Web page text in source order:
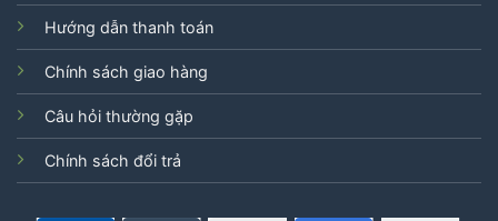
Hướng dẫn thanh toán
Chính sách giao hàng
Câu hỏi thường gặp
Chính sách đổi trả